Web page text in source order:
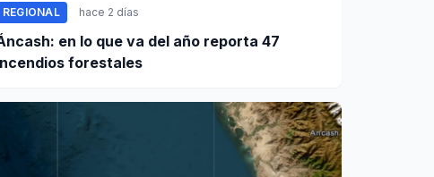
REGIONAL hace 2 días
en lo que va del año reporta 47
forestales